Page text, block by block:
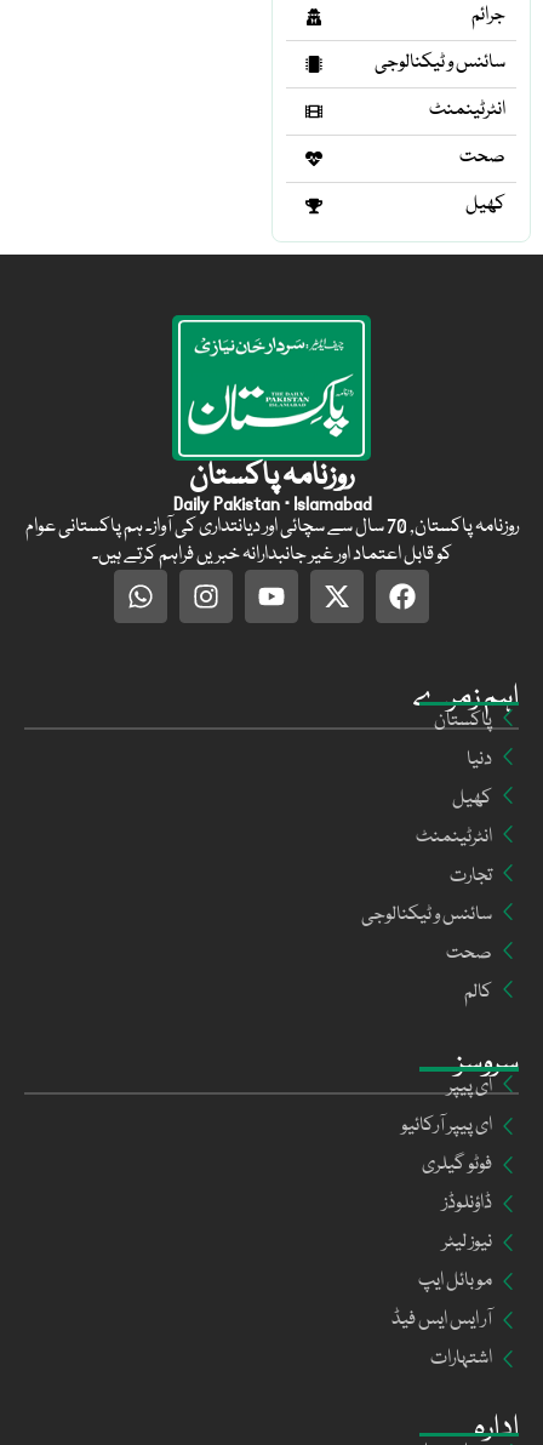
جرائم
سائنس و ٹیکنالوجی
انٹرٹینمنٹ
صحت
کھیل
ادارہ
سروسز
ای پیپر
ای پیپر آرکائیو
فوٹو گیلری
ڈاؤنلوڈز
نیوز لیٹر
موبائل ایپ
آر ایس ایس فیڈ
اشتہارات
اہم زمرے
پاکستان
دنیا
کھیل
انٹرٹینمنٹ
تجارت
سائنس و ٹیکنالوجی
صحت
کالم
روزنامہ پاکستان
Daily Pakistan · Islamabad
روزنامہ پاکستان, 70 سال سے سچائی اور دیانتداری کی آواز۔ ہم پاکستانی عوام
کو قابل اعتماد اور غیر جانبدارانہ خبریں فراہم کرتے ہیں۔